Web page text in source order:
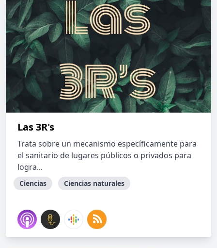
Las 3R's
Trata sobre un mecanismo específicamente para
el sanitario de lugares públicos o privados para
logra...
Ciencias Ciencias naturales